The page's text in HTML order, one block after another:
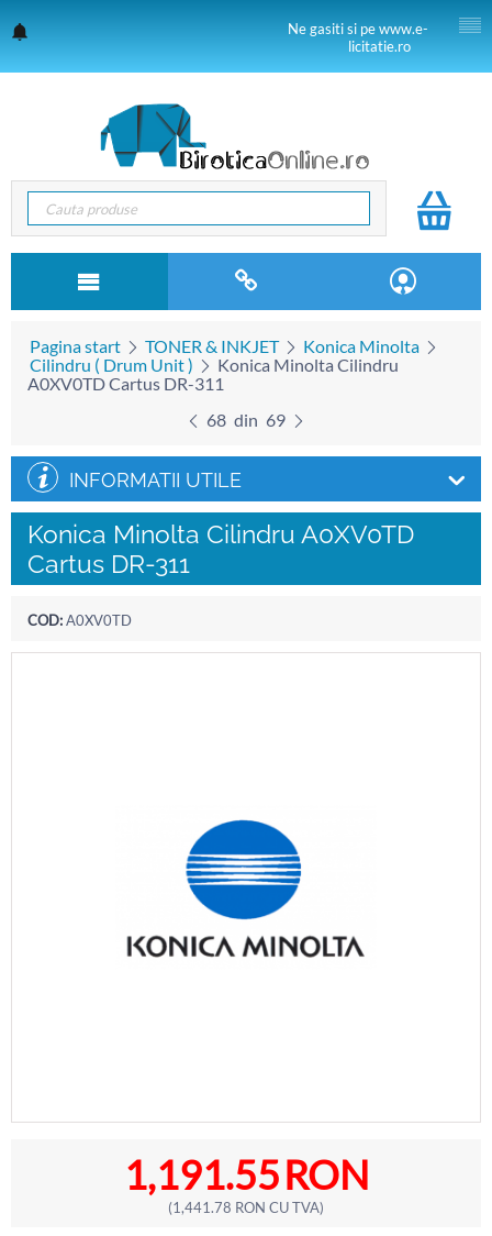
Ne gasiti si pe www.e-
licitatie.ro
Pagina start TONER & INKJET
Konica Minolta
Cilindru ( Drum Unit )
Konica Minolta Cilindru
A0XV0TD Cartus DR-311
68 din 69
INFORMATII UTILE
Konica Minolta Cilindru A0XV0TD
Cartus DR-311
COD:A0XV0TD
1,191.55RON
(1,441.78 RON CU TVA)